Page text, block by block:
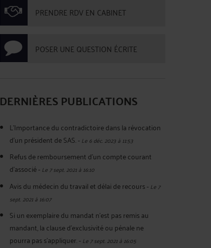
PRENDRE RDV EN CABINET
POSER UNE QUESTION ÉCRITE
DERNIÈRES PUBLICATIONS
L'Importance du contradictoire dans la révocation
d'un président de SAS.-Le 6 déc. 2023 à 11:53
Refus de remboursement d'un compte courant
d'associé-Le 7 sept. 2021 à 16:10
Avis du médecin du travail et délai de recours-Le 7
sept. 2021 à 16:07
Si un exemplaire du mandat n’est pas remis au
mandant, la clause d’exclusivité ou pénale ne
pourra pas s’appliquer.-Le 7 sept. 2021 à 16:05